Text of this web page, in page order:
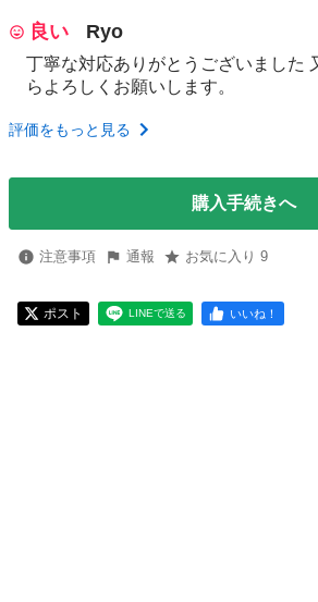
良い Ryo
丁寧な対応ありがとうございました
らよろしくお願いします。
評価をもっと見る
購入手続きへ
注意事項 通報 お気に入り 9
ポスト LINEで送る いいね！